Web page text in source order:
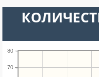
70
80